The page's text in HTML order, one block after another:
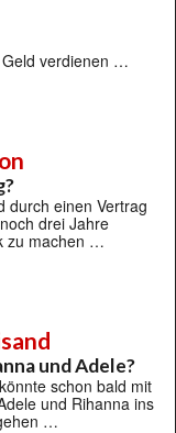
verdienen …
durch einen Vertrag
drei Jahre
zu machen …
und Adele?
schon bald mit
und Rihanna ins
…